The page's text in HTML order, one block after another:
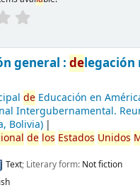
general : delegación
deEducación en
Intergubernamental.
Bolivia)
de los Estados Unidos
Text; Literary form: Not fiction